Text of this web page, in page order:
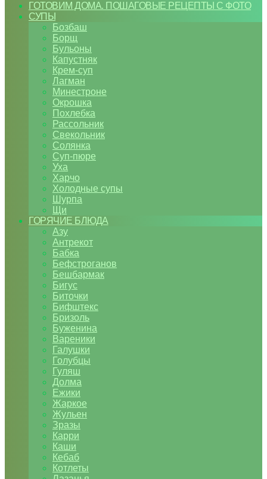
ГОТОВИМ ДОМА. ПОШАГОВЫЕ РЕЦЕПТЫ С ФОТО
СУПЫ
Бозбаш
Борщ
Бульоны
Капустняк
Крем-суп
Лагман
Минестроне
Окрошка
Похлебка
Рассольник
Свекольник
Солянка
Суп-пюре
Уха
Харчо
Холодные супы
Шурпа
Щи
ГОРЯЧИЕ БЛЮДА
Азу
Антрекот
Бабка
Бефстроганов
Бешбармак
Бигус
Биточки
Бифштекс
Бризоль
Буженина
Вареники
Галушки
Голубцы
Гуляш
Долма
Ежики
Жаркое
Жульен
Зразы
Карри
Каши
Кебаб
Котлеты